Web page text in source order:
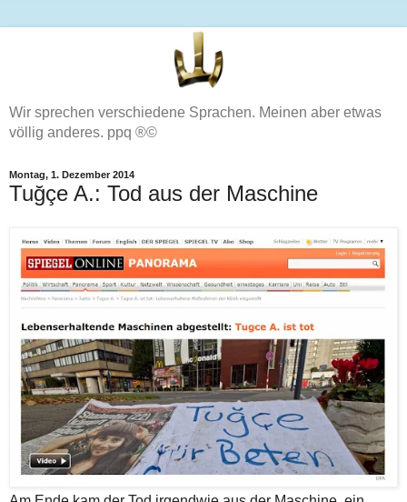
Wir sprechen verschiedene Sprachen. Meinen aber etwas
völlig anderes. ppq ®©
Montag, 1. Dezember 2014
Tuğçe A.: Tod aus der Maschine